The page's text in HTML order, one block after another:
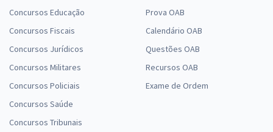
Concursos Educação
Concursos Fiscais
Concursos Jurídicos
Concursos Militares
Concursos Policiais
Concursos Saúde
Concursos Tribunais
Prova OAB
Calendário OAB
Questões OAB
Recursos OAB
Exame de Ordem